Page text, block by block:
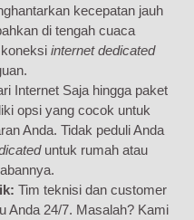
kecepatan jauh
di tengah cuaca
internet dedicated
Internet Saja hingga paket
opsi yang cocok untuk
Anda. Tidak peduli Anda
untuk rumah atau
Tim teknisi dan customer
Anda 24/7. Masalah? Kami